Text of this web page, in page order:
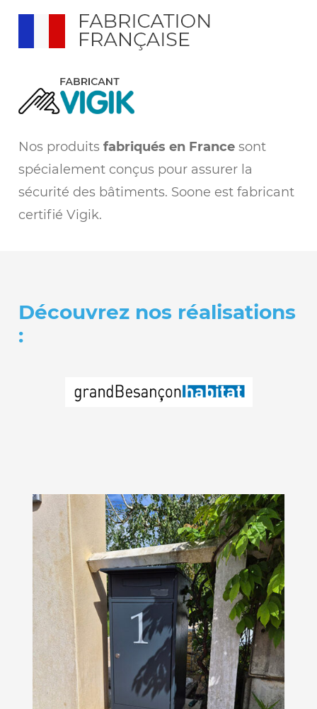
Nos produits fabriqués en France sont
spécialement conçus pour assurer la
sécurité des bâtiments. Soone est fabricant
certifié Vigik.
Découvrez nos réalisations
: